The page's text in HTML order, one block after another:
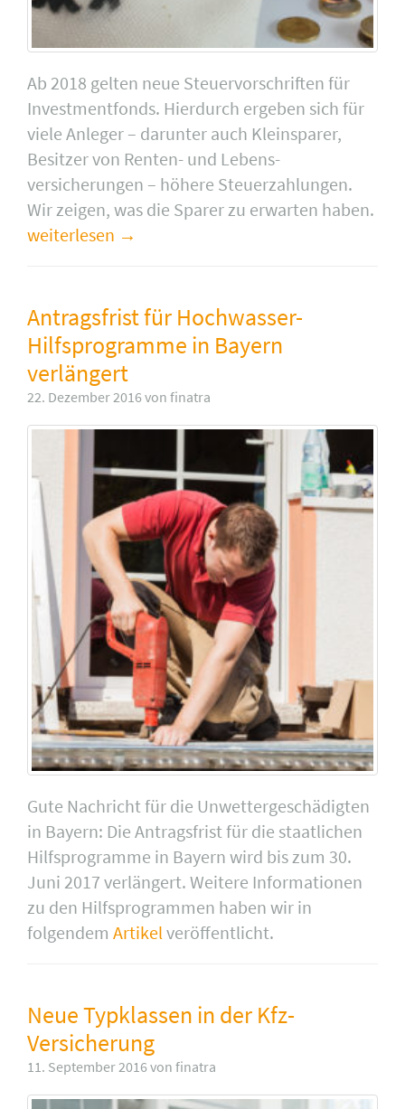
Ab 2018 gelten neue Steuervorschriften für
Investmentfonds. Hierdurch ergeben sich für
viele Anleger – darunter auch Kleinsparer,
Besitzer von Renten- und Lebens­
versicherungen – höhere Steuerzahlungen.
Wir zeigen, was die Sparer zu erwarten haben.
weiterlesen
Antragsfrist für Hochwasser-
Hilfsprogramme in Bayern
verlängert
22. Dezember 2016 von finatra
Gute Nachricht für die Unwettergeschädigten
in Bayern: Die Antragsfrist für die staatlichen
Hilfsprogramme in Bayern wird bis zum 30.
Juni 2017 verlängert. Weitere Informationen
zu den Hilfsprogrammen haben wir in
folgendem Artikelveröffentlicht.
Neue Typklassen in der Kfz-
Versicherung
11. September 2016 von finatra